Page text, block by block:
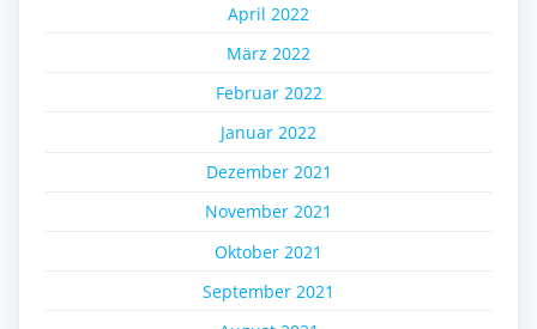
April 2022
März 2022
Februar 2022
Januar 2022
Dezember 2021
November 2021
Oktober 2021
September 2021